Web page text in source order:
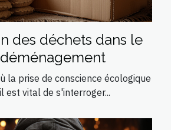
des déchets dans le
la prise de conscience écologique
est vital de s'interroger...